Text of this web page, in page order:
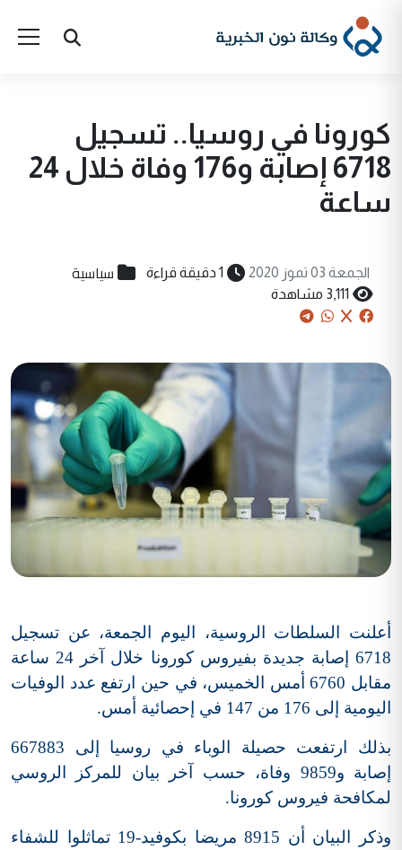
كورونا في روسيا.. تسجيل
6718 إصابة و176 وفاة خلال 24
ساعة
الجمعة 03 تموز 2020 1 دقيقة قراءة سياسية
3,111 مشاهدة
أعلنت السلطات الروسية، اليوم الجمعة، عن تسجيل
6718 إصابة جديدة بفيروس كورونا خلال آخر 24 ساعة
مقابل 6760 أمس الخميس، في حين ارتفع عدد الوفيات
اليومية إلى 176 من 147 في إحصائية أمس.
بذلك ارتفعت حصيلة الوباء في روسيا إلى 667883
إصابة و9859 وفاة، حسب آخر بيان للمركز الروسي
لمكافحة فيروس كورونا.
وذكر البيان أن 8915 مريضا بكوفيد-19 تماثلوا للشفاء